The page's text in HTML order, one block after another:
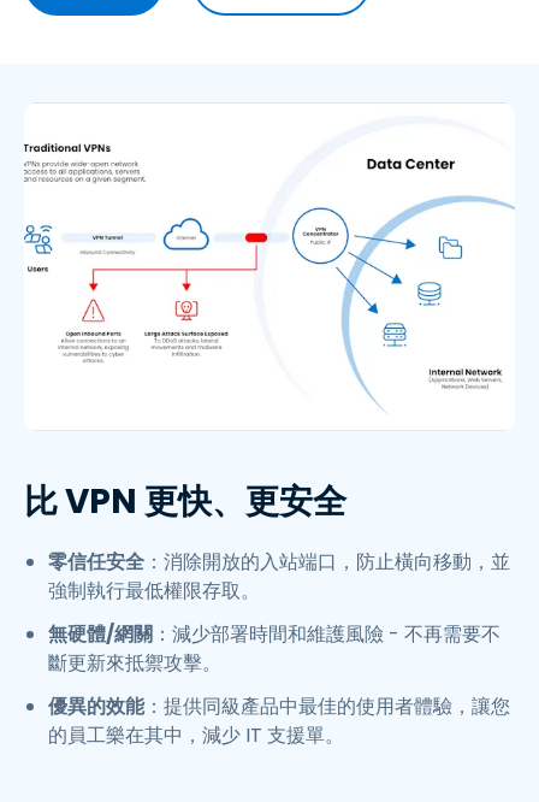
比 VPN 更快、更安全
零信任安全 ：消除開放的入站端口，防止橫向移動，並
強制執行最低權限存取。
無硬體/網關 ：減少部署時間和維護風險 - 不再需要不
斷更新來抵禦攻擊。
優異的效能：提供同級產品中最佳的使用者體驗，讓您
的員工樂在其中，減少 IT 支援單。